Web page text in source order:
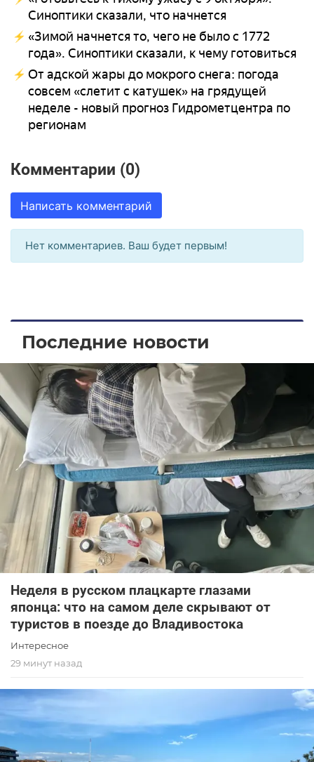
Синоптики сказали, что начнется
«Зимой начнется то, чего не было с 1772
года». Синоптики сказали, к чему готовиться
От адской жары до мокрого снега: погода
совсем «слетит с катушек» на грядущей
неделе - новый прогноз Гидрометцентра по
регионам
Комментарии (0)
Написать комментарий
Нет комментариев. Ваш будет первым!
Последние новости
Неделя в русском плацкарте глазами
японца: что на самом деле скрывают от
туристов в поезде до Владивостока
Интересное
29 минут назад